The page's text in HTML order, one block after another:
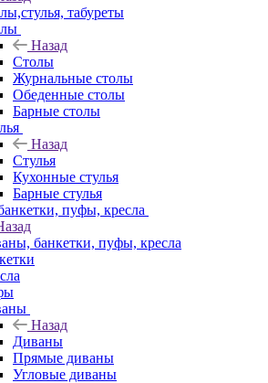
табуреты
Назад
Столы
Журнальные столы
Обеденные столы
Барные столы
Назад
Стулья
Кухонные стулья
Барные стулья
пуфы, кресла
банкетки, пуфы, кресла
Назад
Диваны
Прямые диваны
Угловые диваны